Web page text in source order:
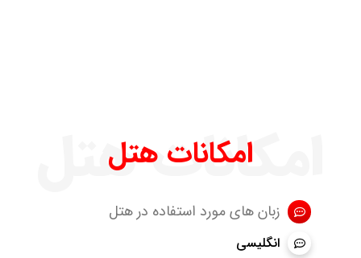
امکانات هتل
امکانات هتل
زبان های مورد استفاده در هتل
انگلیسی